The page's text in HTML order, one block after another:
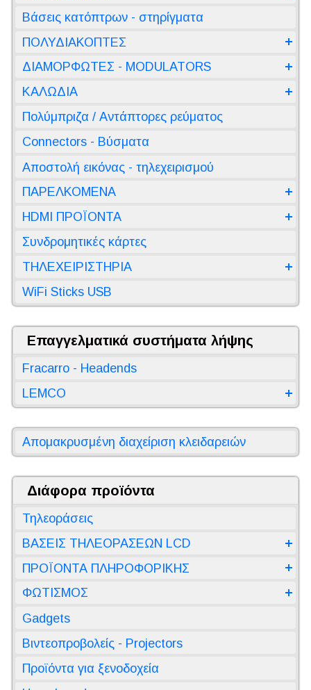
Βάσεις κατόπτρων - στηρίγματα
ΠΟΛΥΔΙΑΚΟΠΤΕΣ
ΔΙΑΜΟΡΦΩΤΕΣ - MODULATORS
ΚΑΛΩΔΙΑ
Πολύμπριζα / Αντάπτορες ρεύματος
Connectors - Βύσματα
Αποστολή εικόνας - τηλεχειρισμού
ΠΑΡΕΛΚΟΜΕΝΑ
HDMI ΠΡΟΪΟΝΤΑ
Συνδρομητικές κάρτες
ΤΗΛΕΧΕΙΡΙΣΤΗΡΙΑ
WiFi Sticks USB
Επαγγελματικά συστήματα λήψης
Fracarro - Headends
LEMCO
Απομακρυσμένη διαχείριση κλειδαρειών
Διάφορα προϊόντα
Τηλεοράσεις
ΒΑΣΕΙΣ ΤΗΛΕΟΡΑΣΕΩΝ LCD
ΠΡΟΪΟΝΤΑ ΠΛΗΡΟΦΟΡΙΚΗΣ
ΦΩΤΙΣΜΟΣ
Gadgets
Βιντεοπροβολείς - Projectors
Προϊόντα για ξενοδοχεία